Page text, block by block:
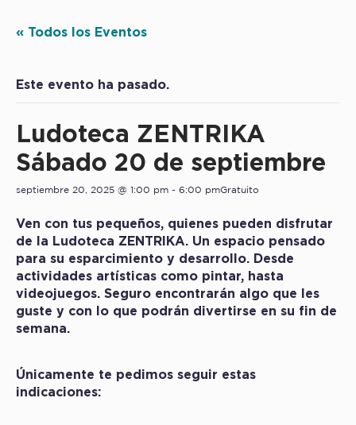
« Todos los Eventos
Este evento ha pasado.
Ludoteca ZENTRIKA
Sábado 20 de septiembre
septiembre 20, 2025 @ 1:00 pm - 6:00 pmGratuito
Ven con tus pequeños, quienes pueden disfrutar
de la Ludoteca ZENTRIKA. Un espacio pensado
para su esparcimiento y desarrollo. Desde
actividades artísticas como pintar, hasta
videojuegos. Seguro encontrarán algo que les
guste y con lo que podrán divertirse en su fin de
semana.
Únicamente te pedimos seguir estas
indicaciones: